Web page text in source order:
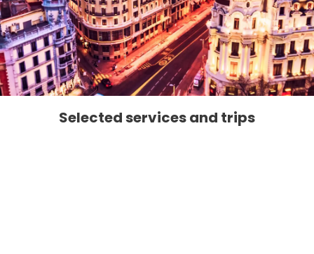
Selected services and trips